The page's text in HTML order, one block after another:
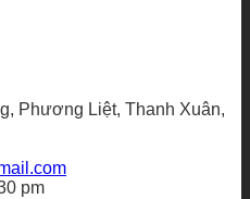
Phương Liệt, Thanh Xuân,
pm